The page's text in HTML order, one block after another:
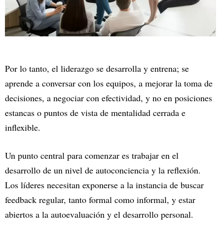
Por lo tanto, el liderazgo se desarrolla y entrena; se
aprende a conversar con los equipos, a mejorar la toma de
decisiones, a negociar con efectividad, y no en posiciones
estancas o puntos de vista de mentalidad cerrada e
inflexible.
Un punto central para comenzar es trabajar en el
desarrollo de un nivel de autoconciencia y la reflexión.
Los líderes necesitan exponerse a la instancia de buscar
feedback regular, tanto formal como informal, y estar
abiertos a la autoevaluación y el desarrollo personal.